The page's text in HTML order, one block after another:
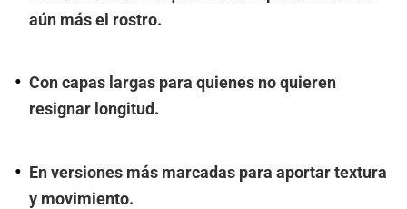
aún más el rostro.
Con capas largas para quienes no quieren
resignar longitud.
En versiones más marcadas para aportar textura
y movimiento.